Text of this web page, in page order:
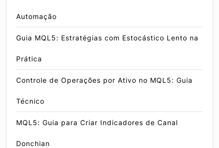
Automação
Guia MQL5: Estratégias com Estocástico Lento na
Prática
Controle de Operações por Ativo no MQL5: Guia
Técnico
MQL5: Guia para Criar Indicadores de Canal
Donchian